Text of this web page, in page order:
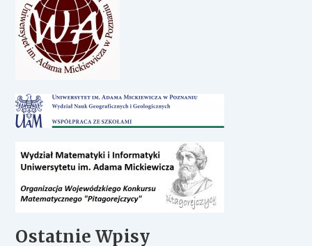
Ostatnie Wpisy